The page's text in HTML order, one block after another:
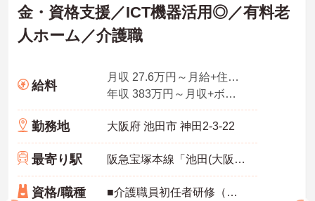
金・資格支援／ICT機器活用◎／有料老
人ホーム／介護職
給料
月収 27.6万円～月給+住宅手当＋家族手当+残業手当4.0時間想定分を含む
年収 383万円～月収+ボーナス2回
勤務地 大阪府 池田市 神田2-3-22
最寄り駅 阪急宝塚本線「池田(大阪)駅」徒歩15分
資格/職種 ■介護職員初任者研修（ヘルパー2級）以上、介護福祉士 いずれか